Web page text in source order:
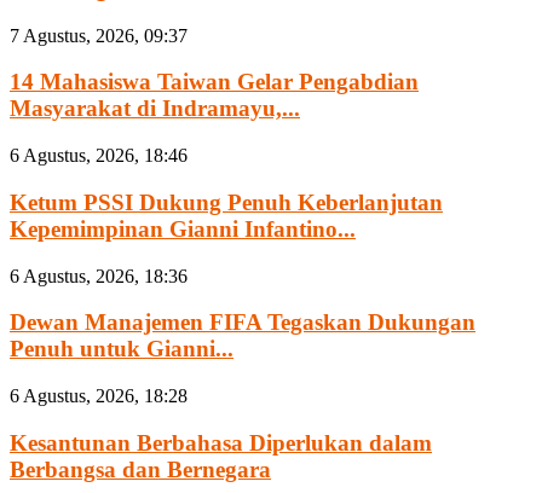
7 Agustus, 2026, 09:37
14 Mahasiswa Taiwan Gelar Pengabdian
Masyarakat di Indramayu,...
6 Agustus, 2026, 18:46
Ketum PSSI Dukung Penuh Keberlanjutan
Kepemimpinan Gianni Infantino...
6 Agustus, 2026, 18:36
Dewan Manajemen FIFA Tegaskan Dukungan
Penuh untuk Gianni...
6 Agustus, 2026, 18:28
Kesantunan Berbahasa Diperlukan dalam
Berbangsa dan Bernegara